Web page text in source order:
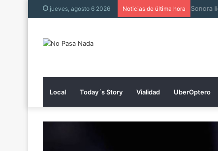
jueves, agosto 6 2026 Noticias de última hora Muere
Local Today´s Story Vialidad UberOptero